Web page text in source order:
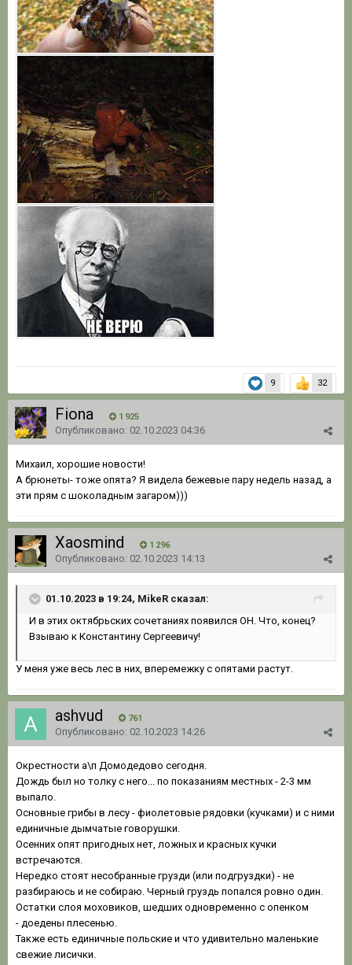
9 32
Fiona 1 925
Опубликовано: 02.10.2023 04:36
Михаил, хорошие новости!
А брюнеты- тоже опята? Я видела бежевые пару недель назад, а
эти прям с шоколадным загаром)))
Xaosmind 1 296
Опубликовано: 02.10.2023 14:13
01.10.2023 в 19:24, MikeR сказал:
И в этих октябрьских сочетаниях появился ОН. Что, конец?
Взываю к Константину Сергеевичу!
У меня уже весь лес в них, вперемежку с опятами растут.
ashvud 761
Опубликовано: 02.10.2023 14:26
Окрестности а\п Домодедово сегодня.
Дождь был но толку с него... по показаниям местных - 2-3 мм
выпало.
Основные грибы в лесу - фиолетовые рядовки (кучками) и с ними
единичные дымчатые говорушки.
Осенних опят пригодных нет, ложных и красных кучки
встречаются.
Нередко стоят несобранные грузди (или подгруздки) - не
разбираюсь и не собираю. Черный груздь попался ровно один.
Остатки слоя моховиков, шедших одновременно с опенком
- доедены плесенью.
Также есть единичные польские и что удивительно маленькие
свежие лисички.